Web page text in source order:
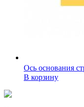
Ось основания
В корзину